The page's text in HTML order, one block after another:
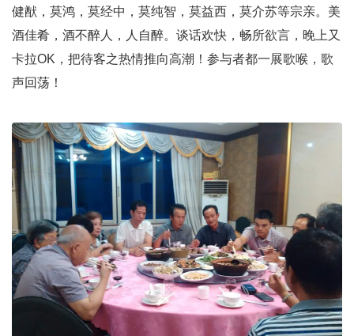
健猷，莫鸿，莫经中，莫纯智，莫益西，莫介苏等宗亲。美
酒佳肴，酒不醉人，人自醉。谈话欢快，畅所欲言，晚上又
卡拉OK，把待客之热情推向高潮！参与者都一展歌喉，歌
声回荡！